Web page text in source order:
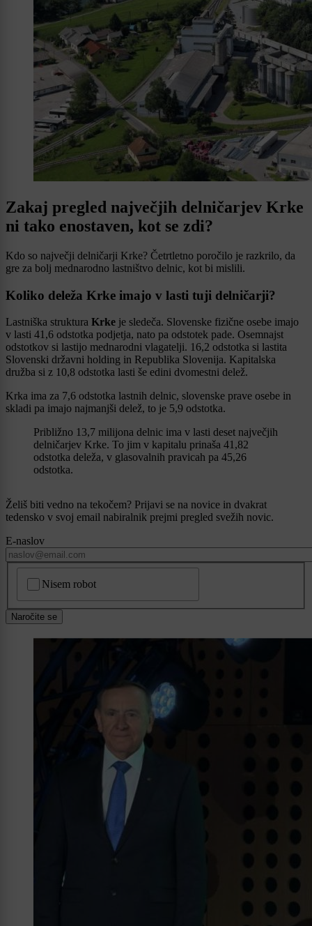
Zakaj pregled največjih delničarjev Krke
ni tako enostaven, kot se zdi?
Kdo so največji delničarji Krke? Četrtletno poročilo je razkrilo, da
gre za bolj mednarodno lastništvo delnic, kot bi mislili.
Koliko deleža Krke imajo v lasti tuji delničarji?
Lastniška struktura Krke je sledeča. Slovenske fizične osebe imajo
v lasti 41,6 odstotka podjetja, nato pa odstotek pade. Osemnajst
odstotkov si lastijo mednarodni vlagatelji. 16,2 odstotka si lastita
Slovenski državni holding in Republika Slovenija. Kapitalska
družba si z 10,8 odstotka lasti še edini dvomestni delež.
Krka ima za 7,6 odstotka lastnih delnic, slovenske prave osebe in
skladi pa imajo najmanjši delež, to je 5,9 odstotka.
Približno 13,7 milijona delnic ima v lasti deset največjih
delničarjev Krke. To jim v kapitalu prinaša 41,82
odstotka deleža, v glasovalnih pravicah pa 45,26
odstotka.
Želiš biti vedno na tekočem? Prijavi se na novice in dvakrat
tedensko v svoj email nabiralnik prejmi pregled svežih novic.
E-naslov
Nisem robot
Naročite se